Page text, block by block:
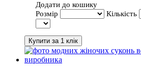
Додати до кошику
Розмір
Кількість